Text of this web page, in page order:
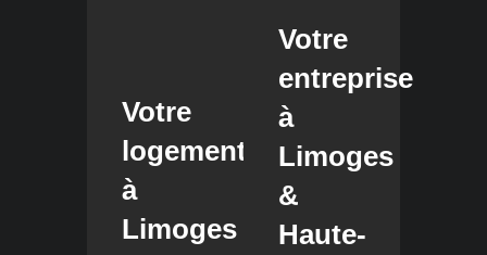
Votre
logement
à
Limoges
Votre
entreprise
à
Limoges
&
Haute-